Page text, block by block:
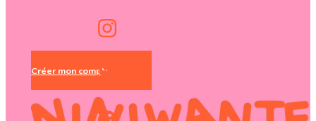
Créer mon compte